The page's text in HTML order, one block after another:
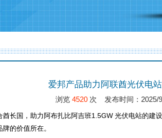
爱邦产品助力阿联酋光伏电
浏览 4520 次 发布时间：2025/
长国，助力阿布扎比阿吉班1.5GW 光伏电站的建设
的价值所在。